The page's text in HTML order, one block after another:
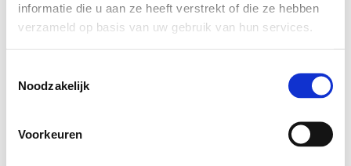
informatie die u aan ze heeft verstrekt of die ze hebben
verzameld op basis van uw gebruik van hun services.
Noodzakelijk
Voorkeuren